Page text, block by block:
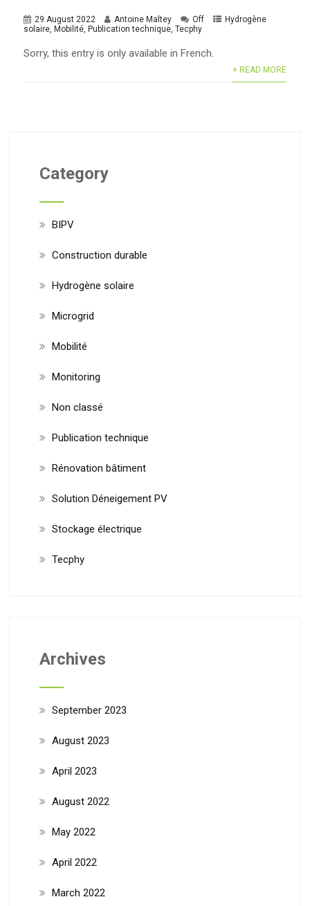
29 August 2022 Antoine Maltey Off
Hydrogène
solaire,Mobilité,Publication technique,Tecphy
Sorry, this entry is only available in French.
+ READ MORE
Category
BIPV
Construction durable
Hydrogène solaire
Microgrid
Mobilité
Monitoring
Non classé
Publication technique
Rénovation bâtiment
Solution Déneigement PV
Stockage électrique
Tecphy
Archives
September 2023
August 2023
April 2023
August 2022
May 2022
April 2022
March 2022